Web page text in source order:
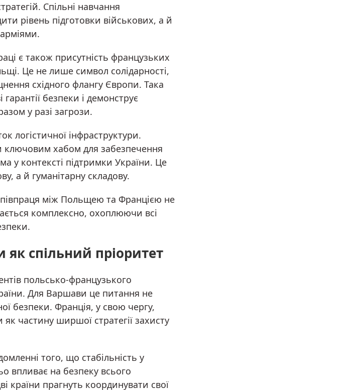
Спільні навчання
рівень підготовки військових, а й
є також присутність французьких
Це не лише символ солідарності,
східного флангу Європи. Така
безпеки і демонструє
у разі загрози.
логістичної інфраструктури.
ключовим хабом для забезпечення
у контексті підтримки України. Це
а й гуманітарну складову.
між Польщею та Францією не
комплексно, охоплюючи всі
як спільний пріоритет
польсько-французького
Для Варшави це питання не
безпеки. Франція, у свою чергу,
як частину ширшої стратегії захисту
того, що стабільність у
впливає на безпеку всього
країни прагнуть координувати свої